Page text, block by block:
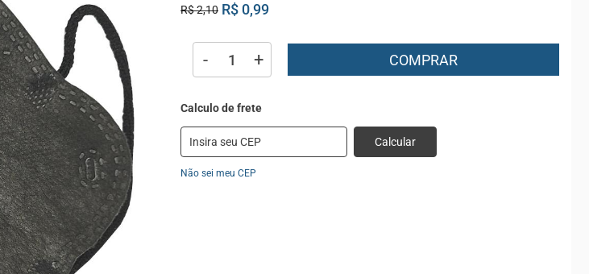
R$ 2,10 R$ 0,99
- + COMPRAR
Calcular
Não sei meu CEP